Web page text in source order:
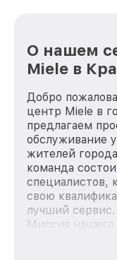
О нашем
Miele в
Добро
центр Miele в
предлагаем
обслуживание
жителей
команда
специалистов,
свою
лучший сервис.
Миссия нашего
качественный
каждого